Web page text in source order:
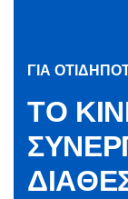
ΓΙΑ
ΤΟ ΚΙΝ
ΣΥΝΕΡ
ΔΙΑΘΕ